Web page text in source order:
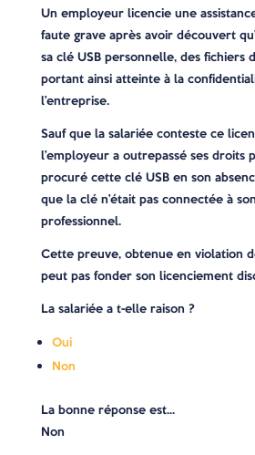
Un employeur licencie une
faute grave après avoir découvert
sa clé USB personnelle, des fichiers
portant ainsi atteinte à la
l’entreprise.
Sauf que la salariée conteste ce
l’employeur a outrepassé ses droits
procuré cette clé USB en son
que la clé n’était pas connectée à
professionnel.
Cette preuve, obtenue en violation
peut pas fonder son licenciement
La salariée a t-elle raison ?
Oui
Non
La bonne réponse est…
Non